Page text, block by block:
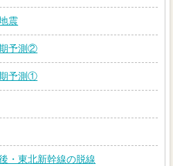
震
予測②
予測①
・東北新幹線の脱線